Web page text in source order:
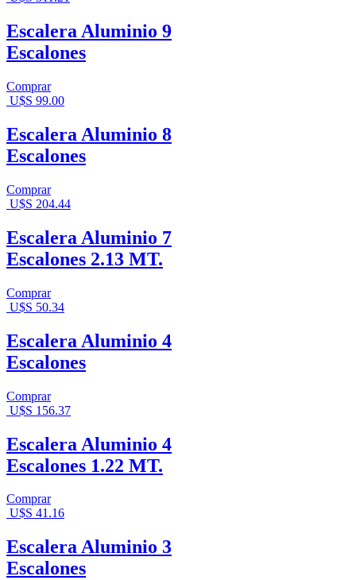
Escalera Aluminio 9
Escalones
Comprar
U$S 99.00
Escalera Aluminio 8
Escalones
Comprar
U$S 204.44
Escalera Aluminio 7
Escalones 2.13 MT.
Comprar
U$S 50.34
Escalera Aluminio 4
Escalones
Comprar
U$S 156.37
Escalera Aluminio 4
Escalones 1.22 MT.
Comprar
U$S 41.16
Escalera Aluminio 3
Escalones